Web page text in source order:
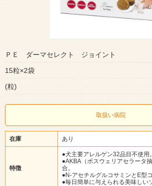
ＰＥ ダーマセレクト ジョイント
15粒×2袋
(粒)
取扱い病院
在庫 あり
特徴
●犬主要アレルゲン32品目不使用。
●AKBA（ボスウェリアセラータ
合。
●N-アセチルグルコサミンとE型
●毎日簡単に与えられる美味しい